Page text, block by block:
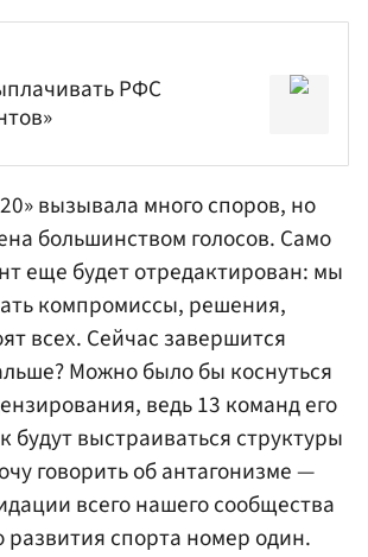
РФС
вызывала много споров, но
большинством голосов. Само
еще будет отредактирован: мы
компромиссы, решения,
всех. Сейчас завершится
Можно было бы коснуться
ведь 13 команд его
будут выстраиваться структуры
говорить об антагонизме —
всего нашего сообщества
развития спорта номер один.